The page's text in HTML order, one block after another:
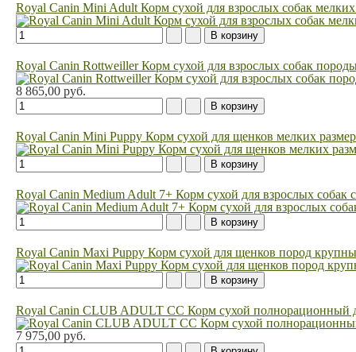
Royal Canin Mini Adult Корм сухой для взрослых собак
Royal Canin Rottweiller Корм сухой для взрослых собак
8 865,00 руб.
Royal Canin Mini Puppy Корм сухой для щенков мелких
Royal Canin Medium Adult 7+ Корм сухой для взрослых собак
Royal Canin Maxi Puppy Корм сухой для щенков пород
Royal Canin CLUB ADULT CC Корм сухой полнорационный
7 975,00 руб.